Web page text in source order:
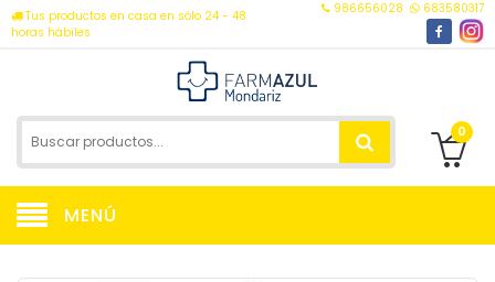
Tus productos en casa en sólo 24 - 48
horas hábiles
986656028 683580317
0
MENÚ